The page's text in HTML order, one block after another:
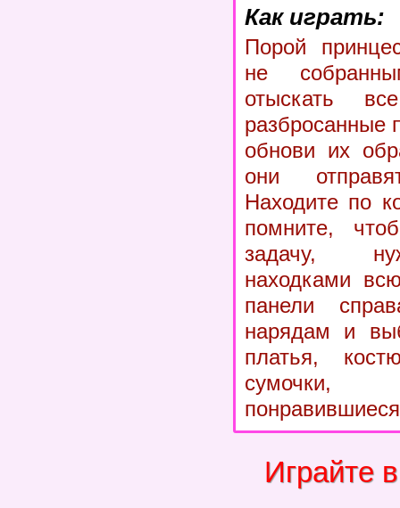
Как играть:
Порой
не
отыскать
разбросанные
обнови их
они
Находите по
помните,
задачу,
находками
панели
нарядам и
платья,
Играйте